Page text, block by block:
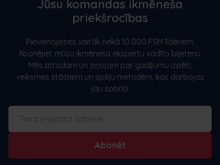
Jūsu komandas ikmēneša
priekšrocības
Pievienojieties vairāk nekā 10 000 FSM līderiem.
Abonējiet mūsu ikmēneša ekspertu vadīto biļetenu.
Mēs atrodam un ziņojam par gadījumu izpēti,
veiksmes stāstiem un spēļu metodēm, kas darbojas
jau šobrīd.
Abonēt